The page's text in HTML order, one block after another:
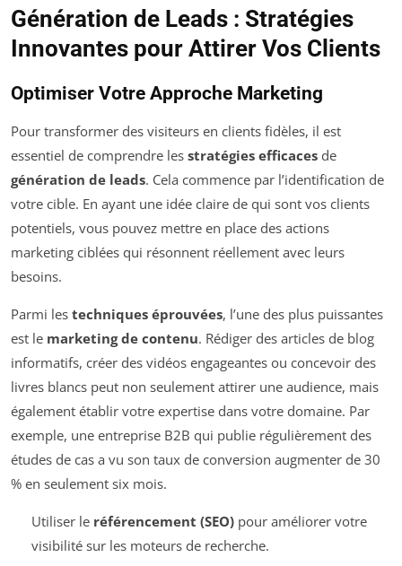
Génération de Leads : Stratégies
Innovantes pour Attirer Vos Clients
Optimiser Votre Approche Marketing
Pour transformer des visiteurs en clients fidèles, il est
essentiel de comprendre les stratégies efficaces de
génération de leads. Cela commence par l’identification de
votre cible. En ayant une idée claire de qui sont vos clients
potentiels, vous pouvez mettre en place des actions
marketing ciblées qui résonnent réellement avec leurs
besoins.
Parmi les techniques éprouvées, l’une des plus puissantes
est le marketing de contenu. Rédiger des articles de blog
informatifs, créer des vidéos engageantes ou concevoir des
livres blancs peut non seulement attirer une audience, mais
également établir votre expertise dans votre domaine. Par
exemple, une entreprise B2B qui publie régulièrement des
études de cas a vu son taux de conversion augmenter de 30
% en seulement six mois.
Utiliser le référencement (SEO)pour améliorer votre
visibilité sur les moteurs de recherche.